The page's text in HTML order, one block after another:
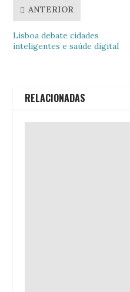
ANTERIOR
Lisboa debate cidades
inteligentes e saúde digital
RELACIONADAS